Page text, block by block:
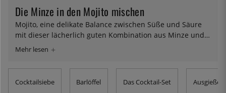
Die Minze in den Mojito mischen
Mojito, eine delikate Balance zwischen Süße und Säure
mit dieser lächerlich guten Kombination aus Minze und
Rum. Um die Aromen aus den Minzblättern in das
in etwas Flüssigkeit pürieren. Für diese Aufgabe gibt es
natürlich eine einfache und gut gemachte Lösung - den
Muddler. Bei uns finden Sie Stößel von verschiedenen
Cocktailsiebe Barlöffel Das Cocktail-Set Ausgießer